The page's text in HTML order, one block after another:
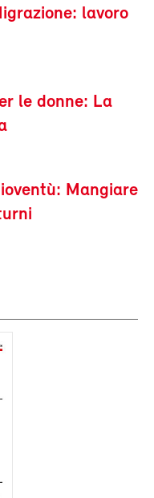
lavoro
le donne: La
Mangiare